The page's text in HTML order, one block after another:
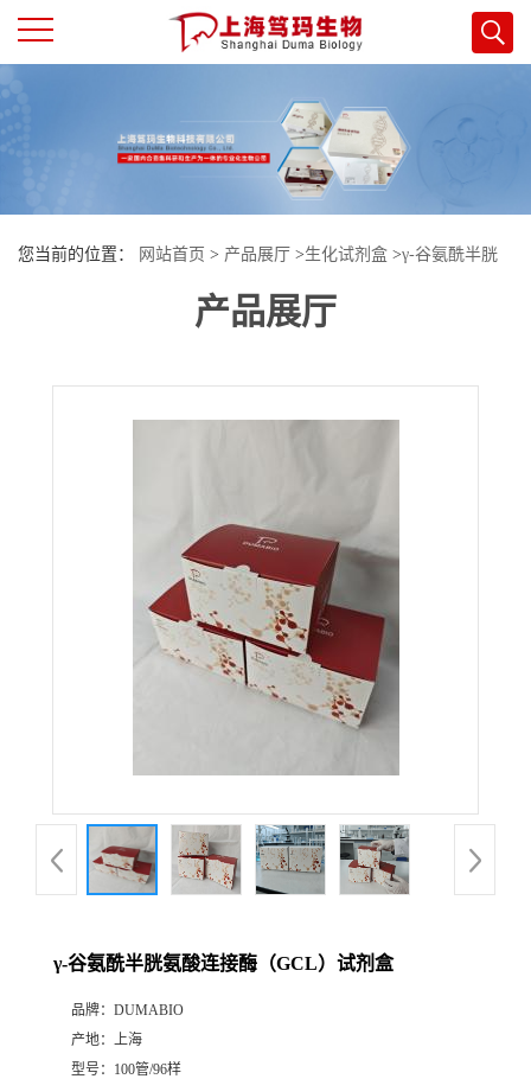
页
司
品
您当前的位置： 网站首页 > 产品展厅 >生化试剂盒 >γ-谷氨酰半胱
氨酸连接酶（GCL）试剂盒产品展厅
γ-谷氨酰半胱氨酸连接酶（GCL）试剂盒
品牌： DUMABIO
产地： 上海
型号： 100管/96样